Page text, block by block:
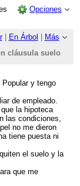
Opciones
| En Árbol
Más
cláusula suelo
Popular y tengo
de empleado.
la hipoteca
las condiciones,
no me dieron
tiene puesta ni
el suelo y la
que me